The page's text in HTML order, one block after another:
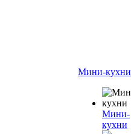
Мини-кухни
Мини-
кухни